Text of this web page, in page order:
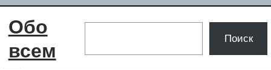
Перейти
Обо
всем
Поиск